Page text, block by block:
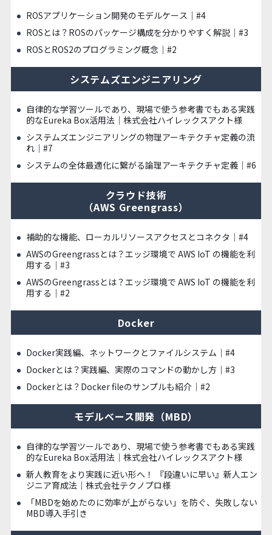
ROSアプリケーション開発のモデルケース｜#4
ROSとは？ROSのパッケージ構成を分かりやすく解説｜#3
ROSとROS2のプログラミング概念｜#2
システムズエンジニアリング
自律的な学習ツールであり、現場で使う参考書でもある実践
的なEureka Box活用法｜株式会社ハイレックスアクト様
システムズエンジニアリングの物理アーキテクチャ定義の流
れ｜#7
システムの全体最適化に繋がる論理アーキテクチャ定義｜#6
クラウド技術
（AWS Greengrass）
補助的な機能、ローカルリソースアクセスとコネクタ｜#4
AWSのGreengrassとは？エッジ環境で AWS IoT の機能を利
用する｜#3
AWSのGreengrassとは？エッジ環境で AWS IoT の機能を利
用する｜#2
Docker
Docker実践編、ネットワークとファイルシステム｜#4
Dockerとは？実践編、実際のコマンドの動かし方｜#3
Dockerとは？Docker fileのサンプルも紹介｜#2
モデルベース開発（MBD）
自律的な学習ツールであり、現場で使う参考書でもある実践
的なEureka Box活用法｜株式会社ハイレックスアクト様
新人教育をより実践に近い形へ！ 『段違いに早い』新人エン
ジニア育成法｜株式会社テクノプロ様
「MBDを始めたのに効率が上がらない」を防ぐ、失敗しない
MBD導入手引き